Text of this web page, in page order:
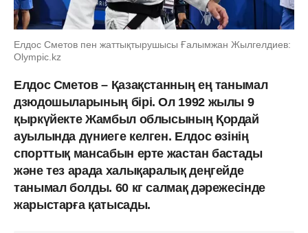
Елдос Сметов пен жаттықтырушысы Ғалымжан Жылгелдиев:
Olympic.kz
Елдос Сметов – Қазақстанның ең танымал
дзюдошыларының бірі. Ол 1992 жылы 9
қыркүйекте Жамбыл облысының Қордай
ауылында дүниеге келген. Елдос өзінің
спорттық мансабын ерте жастан бастады
және тез арада халықаралық деңгейде
танымал болды. 60 кг салмақ дәрежесінде
жарыстарға қатысады.